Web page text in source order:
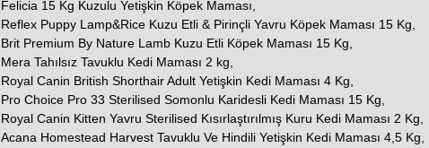
Felicia 15 Kg Kuzulu Yetişkin Köpek Maması,
Reflex Puppy Lamp&Rice Kuzu Etli & Pirinçli Yavru Köpek Maması 15 Kg,
Brit Premium By Nature Lamb Kuzu Etli Köpek Maması 15 Kg,
Mera Tahılsız Tavuklu Kedi Maması 2 kg,
Royal Canin British Shorthair Adult Yetişkin Kedi Maması 4 Kg,
Pro Choice Pro 33 Sterilised Somonlu Karidesli Kedi Maması 15 Kg,
Royal Canin Kitten Yavru Sterilised Kısırlaştırılmış Kuru Kedi Maması 2 Kg,
Acana Homestead Harvest Tavuklu Ve Hindili Yetişkin Kedi Maması 4,5 Kg,